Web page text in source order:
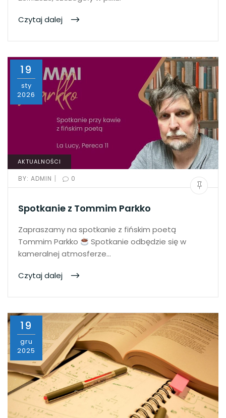
Czytaj dalej
19
sty
2026
AKTUALNOŚCI
BY: ADMIN | 0
Spotkanie z Tommim Parkko
Zapraszamy na spotkanie z fińskim poetą
Tommim Parkko
Spotkanie odbędzie się w
kameralnej atmosferze…
Czytaj dalej
19
gru
2025